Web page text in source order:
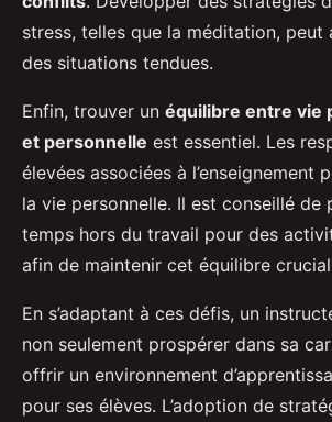
stress, telles que la méditation, peut
des situations tendues.
Enfin, trouver un équilibre entre vie
et personnelle est essentiel. Les
élevées associées à l’enseignement
la vie personnelle. Il est conseillé de
temps hors du travail pour des
afin de maintenir cet équilibre
En s’adaptant à ces défis, un
non seulement prospérer dans sa
offrir un environnement
pour ses élèves. L’adoption de